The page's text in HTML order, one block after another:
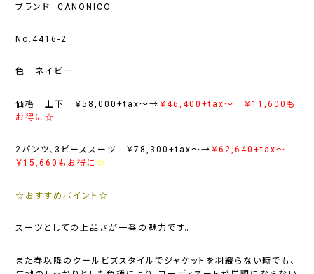
ブランド CANONICO
No.4416-2
色 ネイビー
価格 上下 ￥58,000+tax～→ ￥46,400+tax～ ￥11,600も
お得に☆
2パンツ、3ピーススーツ ￥78,300+tax～→ ￥62,640+tax～
￥15,660もお得に☆
☆おすすめポイント☆
スーツとしての上品さが一番の魅力です。
また春以降のクールビズスタイルでジャケットを羽織らない時でも、